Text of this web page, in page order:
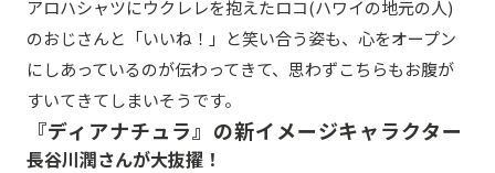
アロハシャツにウクレレを抱えたロコ(ハワイの地元の人)
のおじさんと「いいね！」と笑い合う姿も、心をオープン
にしあっているのが伝わってきて、思わずこちらもお腹が
すいてきてしまいそうです。
『ディアナチュラ』の新イメージキャラクター
長谷川潤さんが大抜擢！